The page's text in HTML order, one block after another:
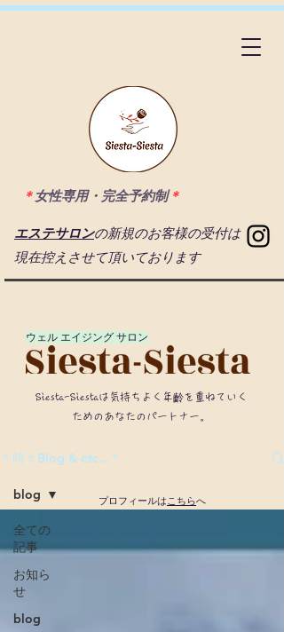
＊ 女性専用・完全予約制＊
Siesta-Siestaは気持ちよく年齡を重ねていく
ためのあなたのパートナー。
​ウェル エイジング サロン
エステサロンの新規のお客様の受付は
現在控えさせて頂いております
＊時々Blog & etc...＊
全ての
記事
お知ら
せ
blog
blog ​プロフィールはこちらへ